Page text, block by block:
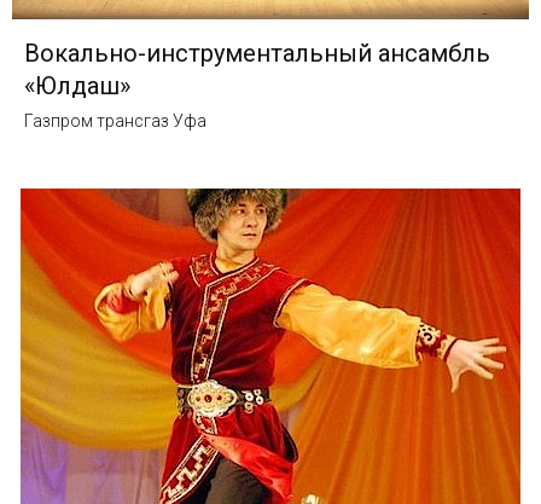
Вокально-инструментальный ансамбль
«Юлдаш»
Газпром трансгаз Уфа